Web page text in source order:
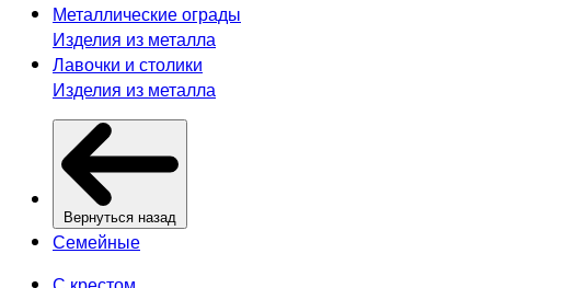
Металлические ограды
Изделия из металла
Лавочки и столики
Изделия из металла
Вернуться назад
Семейные